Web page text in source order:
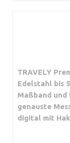
TRAVELY
Edelstahl bis
Maßband
genauste
digital mit